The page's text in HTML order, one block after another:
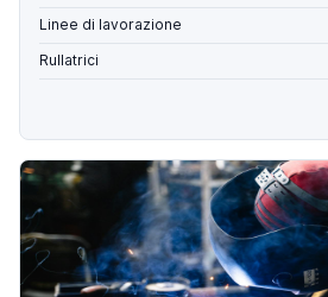
Linee di lavorazione
Rullatrici